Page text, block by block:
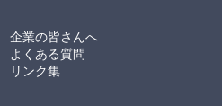
企業の皆さんへ
よくある質問
リンク集